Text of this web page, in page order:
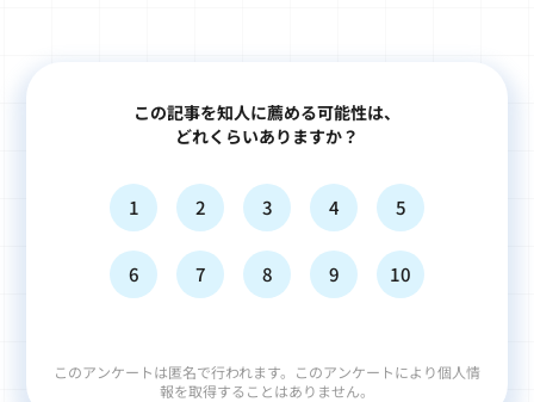
この記事を知人に薦める可能性は、
どれくらいありますか？
1 2 3 4 5
6 7 8 9 10
このアンケートは匿名で行われます。このアンケートにより個人情
報を取得することはありません。